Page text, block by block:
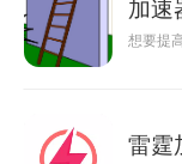
加速
想要提
雷霆